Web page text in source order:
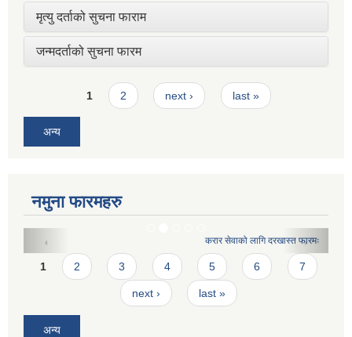
मृत्यु दर्ताको सुचना फाराम
जन्मदर्ताको सुचना फारम
Pages1 2 next › last »
अन्य
नमुना फारमहरु
करार सेवाको लागि दरखास्त फारमः
Pages
1 2 3 4 5 6 7
next › last »
अन्य